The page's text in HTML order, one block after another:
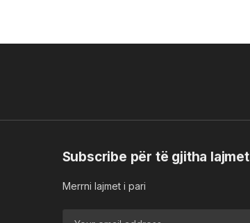
Subscribe për të gjitha lajmet
Merrni lajmet i pari